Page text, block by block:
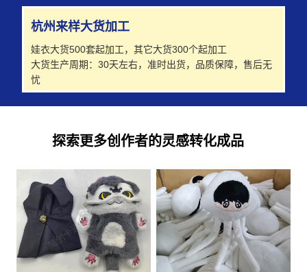
杭州来样大货加工
娃衣大货500套起加工，其它大货300个起加工
大货生产周期：30天左右，准时出货，品质保障，售后无
忧
探索更多创作者的灵感转化成品